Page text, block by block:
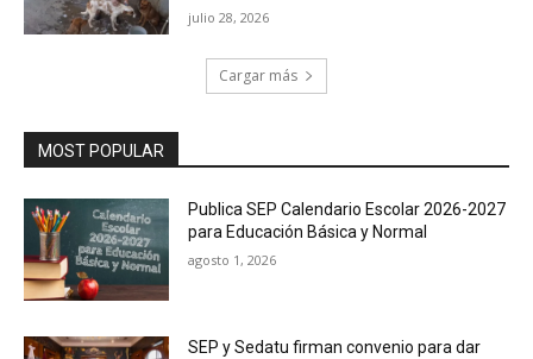
julio 28, 2026
Cargar más
MOST POPULAR
Publica SEP Calendario Escolar 2026-2027
para Educación Básica y Normal
agosto 1, 2026
SEP y Sedatu firman convenio para dar